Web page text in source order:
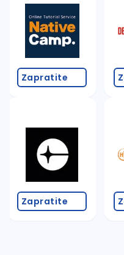
Takođe možete da:
proverite
povećajte radijus
promenite
Zapratite
Zapratite